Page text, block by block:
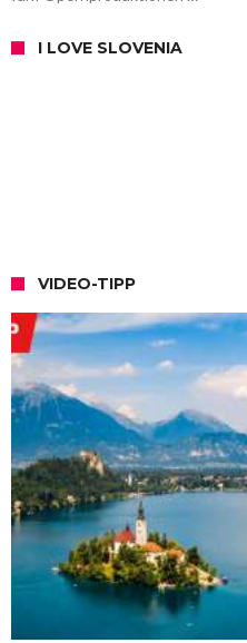
I LOVE SLOVENIA
VIDEO-TIPP